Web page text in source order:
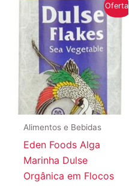
Oferta!
Alimentos e Bebidas
Eden Foods Alga
Marinha Dulse
Orgânica em Flocos